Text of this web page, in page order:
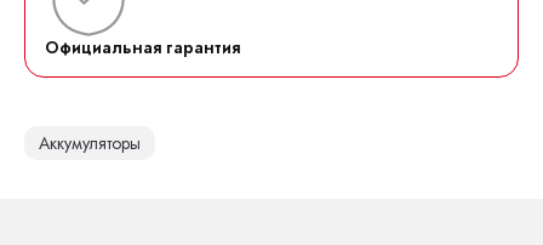
Официальная гарантия
Аккумуляторы